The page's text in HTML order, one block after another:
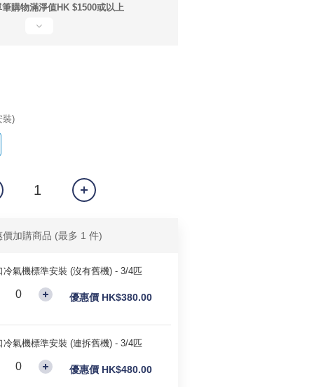
購物滿淨值HK $1500或以上
裝)
價加購商品 (最多 1 件)
冷氣機標準安裝 (沒有舊機) - 3/4匹
優惠價 HK$380.00
冷氣機標準安裝 (連拆舊機) - 3/4匹
優惠價 HK$480.00